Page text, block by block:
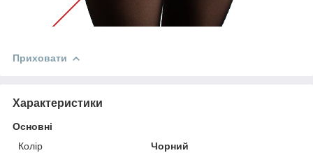
Приховати
Характеристики
Основні
Колір
Чорний